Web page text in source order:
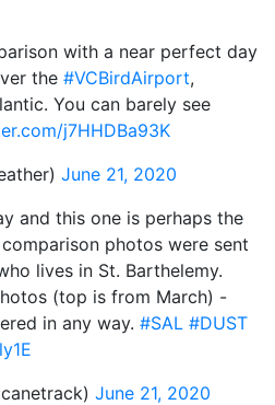
with a near perfect day
the #VCBirdAirport,
You can barely see
j7HHDBa93K
June 21, 2020
and this one is perhaps the
photos were sent
lives in St. Barthelemy.
(top is from March) -
in any way. #SAL #DUST
June 21, 2020